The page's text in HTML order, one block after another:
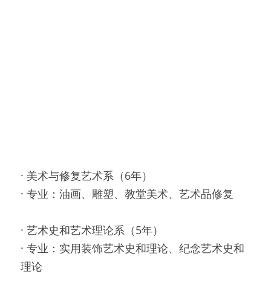
· 美术与修复艺术系（6年）
· 专业：油画、雕塑、教堂美术、艺术品修复
· 艺术史和艺术理论系（5年）
· 专业：实用装饰艺术史和理论、纪念艺术史和
理论